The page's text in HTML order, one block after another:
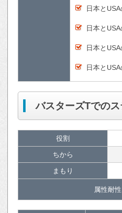
日本と
日本と
日本と
日本と
バスターズTでの
役割
ちから
まもり
属性耐性